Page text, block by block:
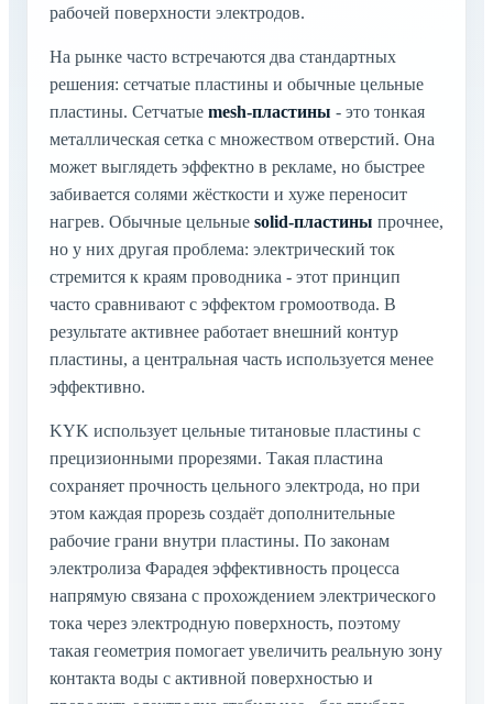
рабочей поверхности электродов.
На рынке часто встречаются два стандартных
решения: сетчатые пластины и обычные цельные
пластины. Сетчатые mesh-пластины - это тонкая
металлическая сетка с множеством отверстий. Она
может выглядеть эффектно в рекламе, но быстрее
забивается солями жёсткости и хуже переносит
нагрев. Обычные цельные solid-пластины прочнее,
но у них другая проблема: электрический ток
стремится к краям проводника - этот принцип
часто сравнивают с эффектом громоотвода. В
результате активнее работает внешний контур
пластины, а центральная часть используется менее
эффективно.
KYK использует цельные титановые пластины с
прецизионными прорезями. Такая пластина
сохраняет прочность цельного электрода, но при
этом каждая прорезь создаёт дополнительные
рабочие грани внутри пластины. По законам
электролиза Фарадея эффективность процесса
напрямую связана с прохождением электрического
тока через электродную поверхность, поэтому
такая геометрия помогает увеличить реальную зону
контакта воды с активной поверхностью и